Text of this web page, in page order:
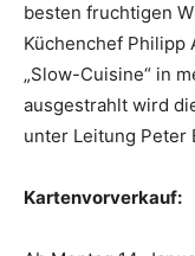
besten fruchtigen
Küchenchef
„Slow-Cuisine“ in
ausgestrahlt wird
unter Leitung Peter
Kartenvorverkauf: